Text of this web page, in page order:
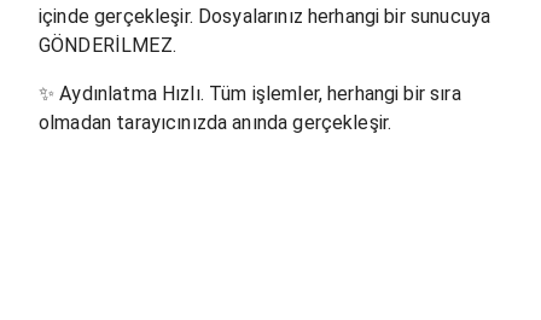
içinde gerçekleşir. Dosyalarınız herhangi bir sunucuya
GÖNDERİLMEZ.
✨Aydınlatma Hızlı. Tüm işlemler, herhangi bir sıra
olmadan tarayıcınızda anında gerçekleşir.